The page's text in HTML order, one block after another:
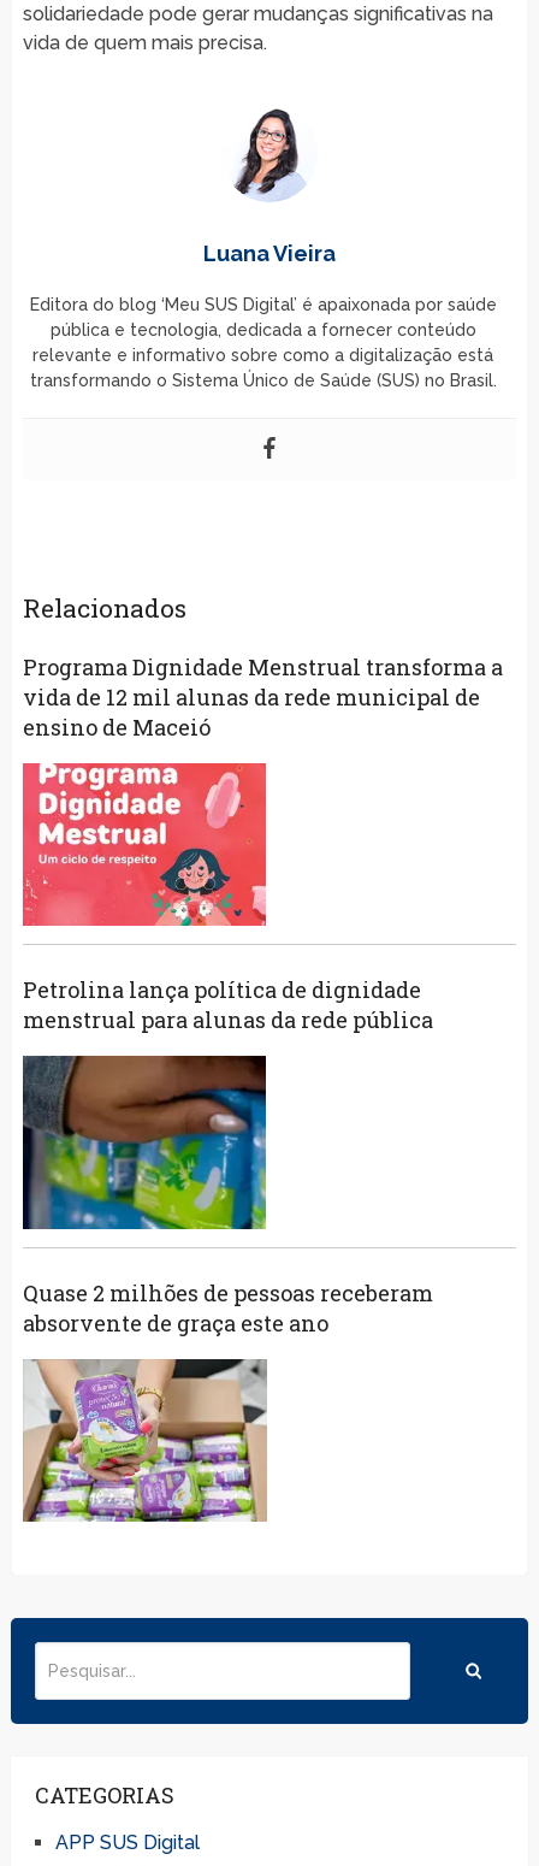
solidariedade pode gerar mudanças significativas na
vida de quem mais precisa.
Luana Vieira
Editora do blog ‘Meu SUS Digital’ é apaixonada por saúde
pública e tecnologia, dedicada a fornecer conteúdo
relevante e informativo sobre como a digitalização está
transformando o Sistema Único de Saúde (SUS) no Brasil.
Relacionados
Programa Dignidade Menstrual transforma a
vida de 12 mil alunas da rede municipal de
ensino de Maceió
Petrolina lança política de dignidade
menstrual para alunas da rede pública
Quase 2 milhões de pessoas receberam
absorvente de graça este ano
CATEGORIAS
APP SUS Digital